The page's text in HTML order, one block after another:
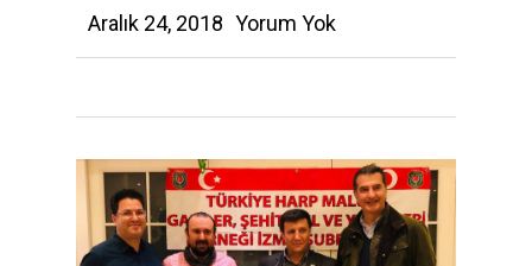
Aralık 24, 2018 Yorum Yok